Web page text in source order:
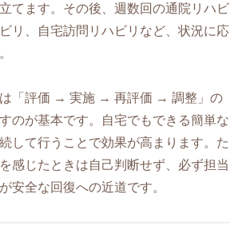
てます。その後、週数回の通院リハビ
リ、自宅訪問リハビリなど、状況に応
は「評価 → 実施 → 再評価 → 調整」の
のが基本です。自宅でもできる簡単な
して行うことで効果が高まります。た
感じたときは自己判断せず、必ず担当
安全な回復への近道です。